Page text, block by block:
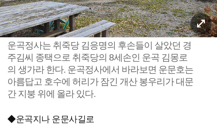
운곡정사는 취죽당 김응명의 후손들이 살았던 경
주김씨 종택으로 취죽당의 8세손인 운곡 김몽로
의 생가라 한다. 운곡정사에서 바라보면 운문호는
아름답고 호수에 허리가 잠긴 개산 봉우리가 대문
간 지붕 위에 올라 있다.
◆운곡지나 운문사길로